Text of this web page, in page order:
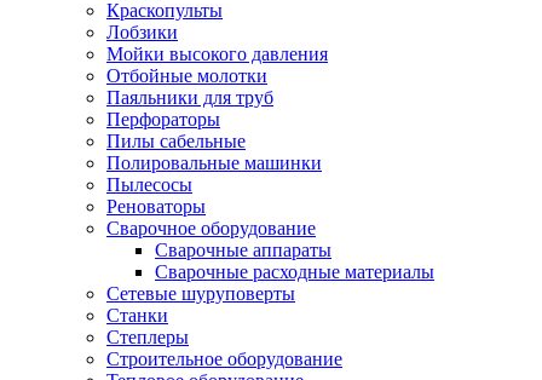
Краскопульты
Лобзики
Мойки высокого давления
Отбойные молотки
Паяльники для труб
Перфораторы
Пилы сабельные
Полировальные машинки
Пылесосы
Реноваторы
Сварочное оборудование
Сварочные аппараты
Сварочные расходные материалы
Сетевые шуруповерты
Станки
Степлеры
Строительное оборудование